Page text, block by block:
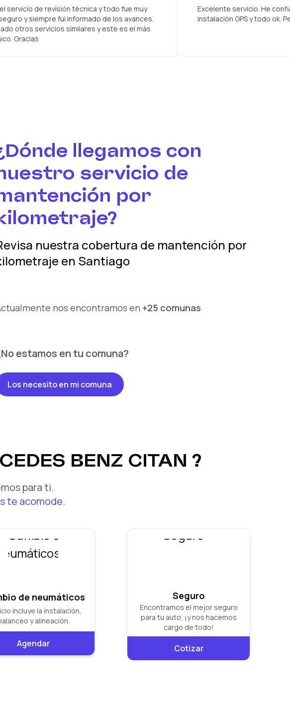
Solicité el servicio de revisión técnica y todo fue muy
rápido, seguro y siempre fui informado de los avances.
He probado otros servicios similares y este es el más
económico. Gracias
Excelente
instalación
llegamos con
servicio de
por
nuestra cobertura de mantención por
en Santiago
nos encontramos en +25 comunas
estamos en tu comuna?
Los necesito en mi comuna
BENZ CITAN ?
para ti.
te acomode.
de neumáticos
incluye la instalación,
y alineación.
Agendar
Seguro
Encontramos el mejor seguro
para tu auto, ¡y nos hacemos
cargo de todo!
Cotizar